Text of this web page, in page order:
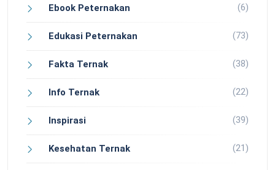
Ebook Peternakan (6)
Edukasi Peternakan (73)
Fakta Ternak (38)
Info Ternak (22)
Inspirasi (39)
Kesehatan Ternak (21)